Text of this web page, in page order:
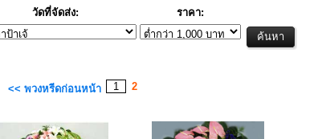
วัดที่จัดส่ง: ราคา:
<< พวงหรีดก่อนหน้า 1 2